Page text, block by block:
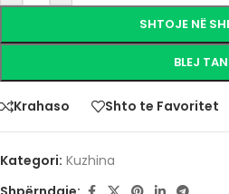
SHTOJE NË
BLEJ
Krahaso Shto te Favoritet
Kategori: Kuzhina